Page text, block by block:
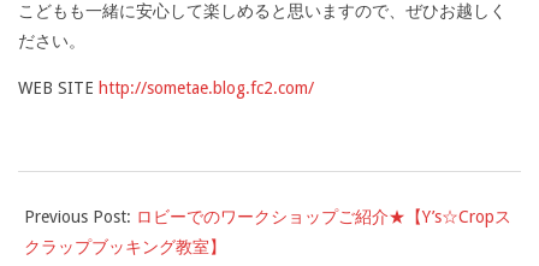
こどもも一緒に安心して楽しめると思いますので、ぜひお越しく
ださい。
WEB SITE http://sometae.blog.fc2.com/
10-
23
Previous Post: ロビーでのワークショップご紹介★【Y’s☆Cropス
クラップブッキング教室】